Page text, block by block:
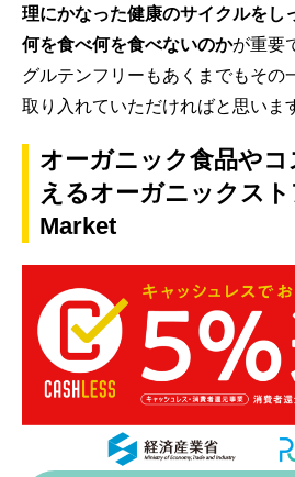
理にかなった健康のサイクルをし
何を食べ何を食べないのかが重要
グルテンフリーもあくまでもその
取り入れていただければと思いま
オーガニック食品や
えるオーガニックス
Market